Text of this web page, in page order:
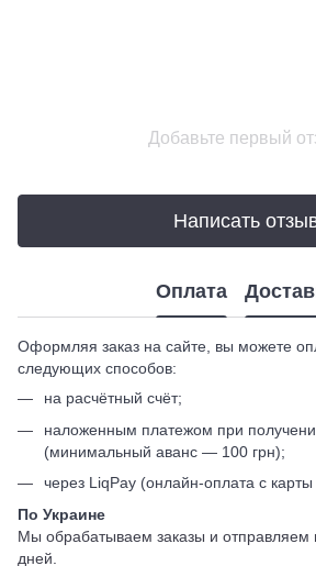
Добавьте первый
Написать
Оплата
Оформляя заказ на сайте, вы можете
следующих способов:
на расчётный счёт;
наложенным платежом при
(минимальный аванс — 100 грн);
через LiqPay (онлайн-оплата с карты
По Украине
Мы обрабатываем заказы и отправляем
дней.